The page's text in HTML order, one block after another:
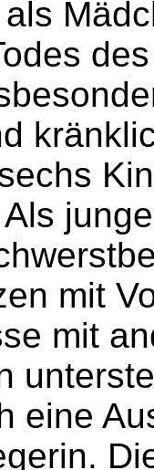
mit
mit
eine